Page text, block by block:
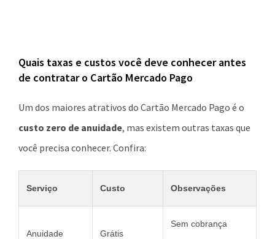
Quais taxas e custos você deve conhecer antes
de contratar o Cartão Mercado Pago
Um dos maiores atrativos do Cartão Mercado Pago é o
custo zero de anuidade, mas existem outras taxas que
você precisa conhecer. Confira:
Serviço Custo Observações
Anuidade Grátis
Sem cobrança